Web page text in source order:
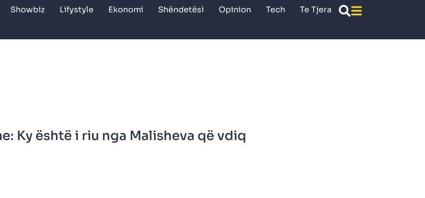
Showbiz Lifystyle Ekonomi Shëndetësi Opinion Tech Te Tjera
Ky është i riu nga Malisheva që vdiq